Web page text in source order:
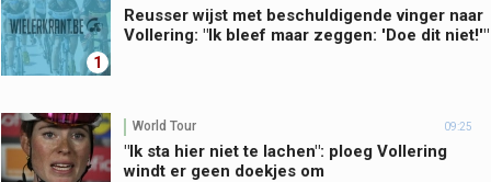
1
Reusser wijst met beschuldigende vinger naar
Vollering: "Ik bleef maar zeggen: 'Doe dit niet!'"
World Tour 09:25
"Ik sta hier niet te lachen": ploeg Vollering
windt er geen doekjes om